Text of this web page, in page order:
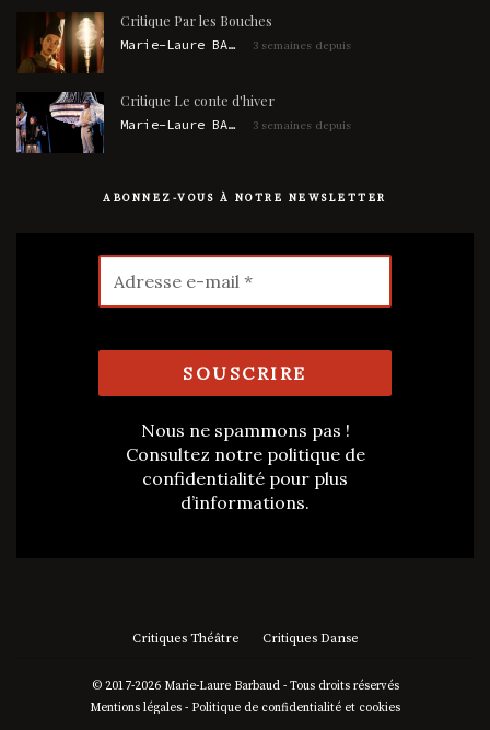
Critique Par les Bouches
Marie-Laure BARBAUD 3 semaines depuis
Critique Le conte d'hiver
Marie-Laure BARBAUD 3 semaines depuis
ABONNEZ-VOUS À NOTRE NEWSLETTER
Nous ne spammons pas !
Consultez notre politique de
confidentialité pour plus
d’informations.
Critiques Théâtre Critiques Danse
© 2017-2026 Marie-Laure Barbaud - Tous droits réservés
Mentions légales - Politique de confidentialité et cookies